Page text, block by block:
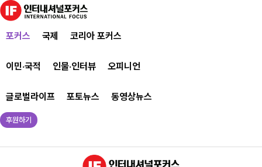
포커스 국제 코리아 포커스
이민·국적 인물·인터뷰 오피니언
글로벌라이프 포토뉴스 동영상뉴스
후원하기